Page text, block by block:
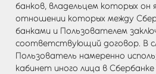
банков, владельцем которых он
отношении которых между
банками и Пользователем
соответствующий договор. В
Пользователь намеренно
кабинет иного лица в